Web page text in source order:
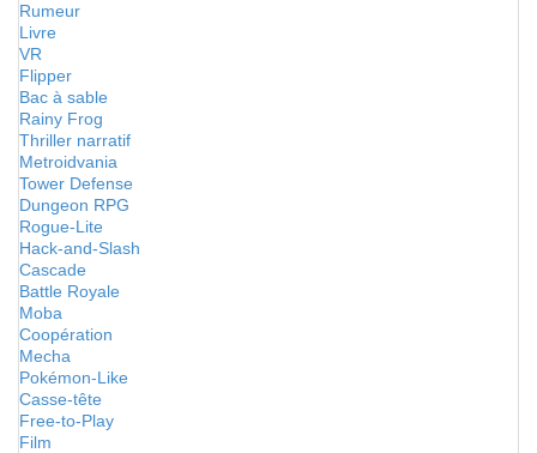
Rumeur
Livre
VR
Flipper
Bac à sable
Rainy Frog
Thriller narratif
Metroidvania
Tower Defense
Dungeon RPG
Rogue-Lite
Hack-and-Slash
Cascade
Battle Royale
Moba
Coopération
Mecha
Pokémon-Like
Casse-tête
Free-to-Play
Film